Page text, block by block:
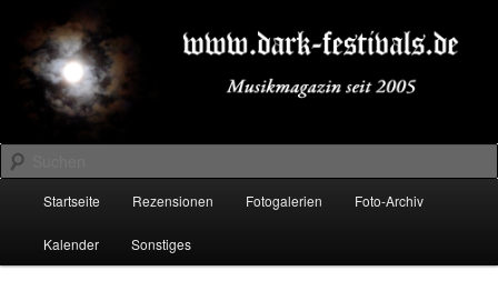
primären
Inhalt
springen
sekundären
Inhalt
springenDARK-FESTIVALS.DE
Suchen
Startseite Rezensionen Fotogalerien Foto-Archiv
Kalender Sonstiges